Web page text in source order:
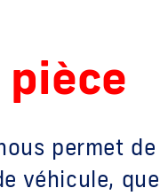
pièce
permet
véhicule,